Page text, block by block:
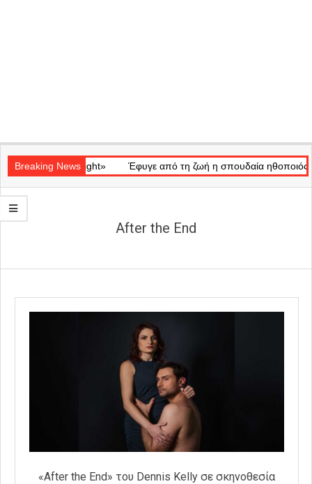
Navigation
Menu
Breaking News
«Ray of Light» Έφυγε από τη ζωή η σπουδαία ηθοποιός
After the End
«After the End» του Dennis Kelly σε σκηνοθεσία